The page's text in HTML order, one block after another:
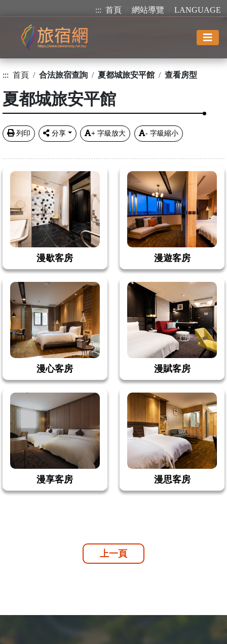
::: 首頁 網站導覽 LANGUAGE
::: 首頁 合法旅宿查詢 夏都城旅安平館 查看房型
夏都城旅安平館
列印 分享 + 字級放大 - 字級縮小
漫歇客房 漫遊客房
漫心客房 漫賦客房
漫享客房 漫思客房
上一頁